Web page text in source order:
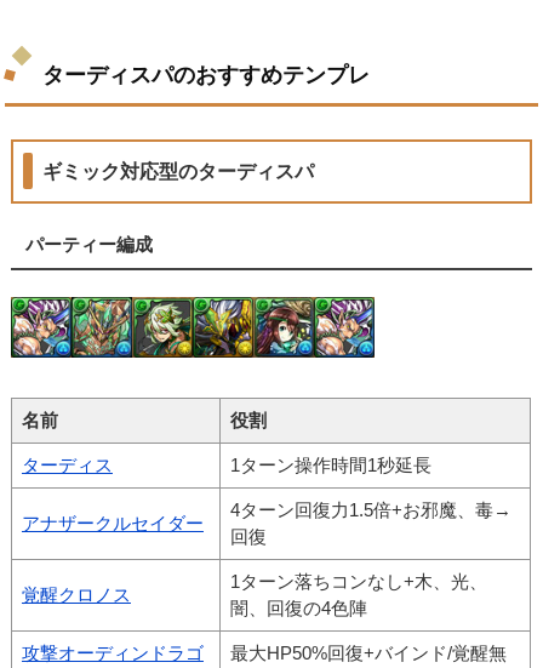
ターディスパのおすすめテンプレ
ギミック対応型のターディスパ
パーティー編成
名前 役割
ターディス 1ターン操作時間1秒延長
アナザークルセイダー
4ターン回復力1.5倍+お邪魔、毒→
回復
覚醒クロノス
1ターン落ちコンなし+木、光、
闇、回復の4色陣
攻撃オーディンドラゴ
最大HP50%回復+バインド/覚醒無